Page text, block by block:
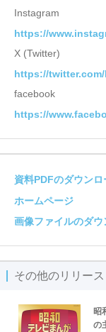
Instagram
https://
X (Twitter)
https://
facebook
https://
資料PDFのダウンロ
ホームページ
画像ファイルのダウ
その他のリリース
昭
の